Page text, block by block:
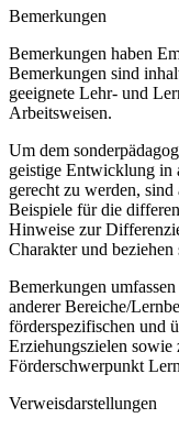
Bemerkungen
Bemerkungen haben
Bemerkungen sind
geeignete Lehr- und
Arbeitsweisen.
Um dem
geistige Entwicklung in
gerecht zu werden,
Beispiele für die
Hinweise zur
Charakter und
Bemerkungen
anderer Bereiche/
förderspezifischen und
Erziehungszielen
Förderschwerpunkt
Verweisdarstellungen